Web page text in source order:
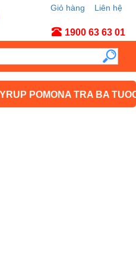
Liên hệ
Giỏ hàng
1900 63 63 01
POMONA TRA BA